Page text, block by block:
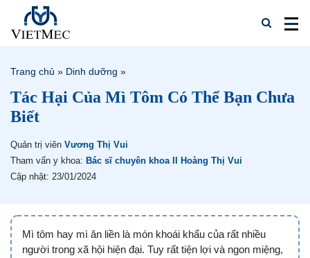
Trang chủ » Dinh dưỡng »
Tác Hại Của Mì Tôm Có Thể Bạn Chưa
Biết
Quản trị viên Vương Thị Vui
Tham vấn y khoa: Bác sĩ chuyên khoa II Hoàng Thị Vui
Cập nhật: 23/01/2024
Mì tôm hay mì ăn liền là món khoái khẩu của rất nhiều
người trong xã hội hiện đại. Tuy rất tiện lợi và ngon miệng,